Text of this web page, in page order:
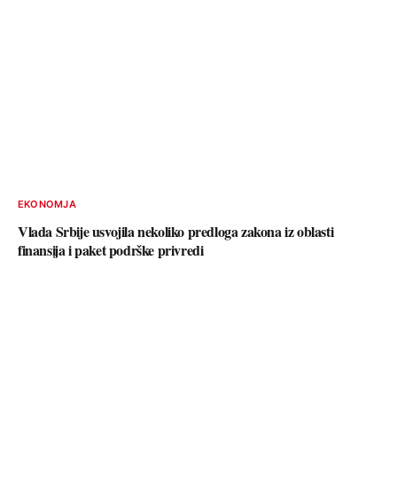
EKONOMJA
Vlada Srbije usvojila nekoliko predloga zakona iz oblasti
finansija i paket podrške privredi